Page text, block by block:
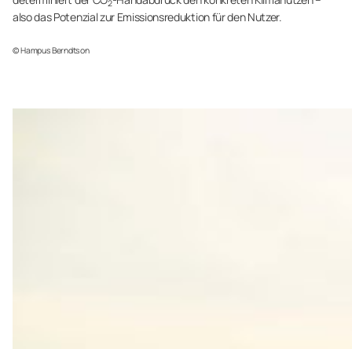
2
also das Potenzial zur Emissionsreduktion für den Nutzer.
©Hampus Berndtson